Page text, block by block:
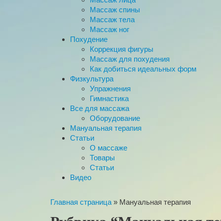
Массаж спины
Массаж тела
Массаж ног
Похудение
Коррекция фигуры
Массаж для похудения
Как добиться идеальных форм
Физкультура
Упражнения
Гимнастика
Все для массажа
Оборудование
Мануальная терапия
Статьи
О массаже
Товары
Статьи
Видео
Главная страница » Мануальная терапия